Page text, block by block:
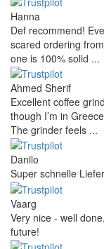
Hanna
Def recommend!
scared ordering
one is 100% solid ...
Ahmed Sherif
Excellent coffee
though I’m in
The grinder feels ...
Danilo
Super schnelle
Vaarg
Very nice - well
future!